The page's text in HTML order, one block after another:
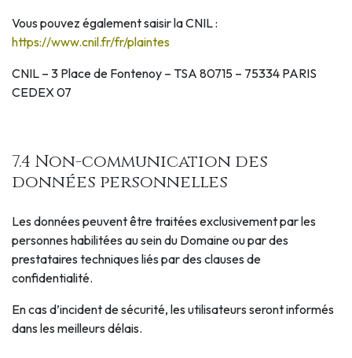
Vous pouvez également saisir la CNIL :
https://www.cnil.fr/fr/plaintes
CNIL – 3 Place de Fontenoy – TSA 80715 – 75334 PARIS
CEDEX 07
7.4 Non-communication des
données personnelles
Les données peuvent être traitées exclusivement par les
personnes habilitées au sein du Domaine ou par des
prestataires techniques liés par des clauses de
confidentialité.
En cas d’incident de sécurité, les utilisateurs seront informés
dans les meilleurs délais.